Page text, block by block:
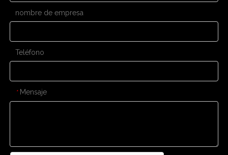
nombre de empresa
Teléfono
* Mensaje